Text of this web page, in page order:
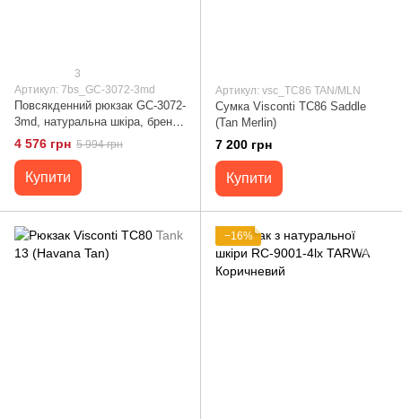
3
Артикул: 7bs_GC-3072-3md
Повсякденний рюкзак GC-3072-
3md, натуральна шкіра, бренд
TARWA Коричневий
4 576 грн 5 994 грн
Купити
Артикул: vsc_TC86 TAN/MLN
Сумка Visconti TC86 Saddle
(Tan Merlin)
7 200 грн
Купити
−16%